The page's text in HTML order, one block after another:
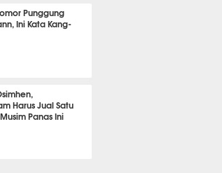
Punggung
Ini Kata Kang-
Harus Jual Satu
Panas Ini